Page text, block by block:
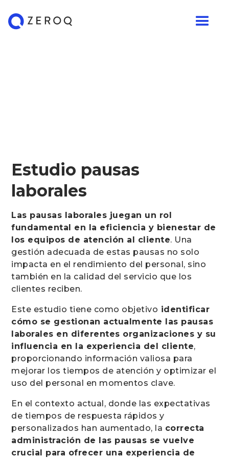
Estudio pausas
laborales
Las pausas laborales juegan un rol
fundamental en la eficiencia y bienestar de
los equipos de atención al cliente. Una
gestión adecuada de estas pausas no solo
impacta en el rendimiento del personal, sino
también en la calidad del servicio que los
clientes reciben.
Este estudio tiene como objetivo identificar
cómo se gestionan actualmente las pausas
laborales en diferentes organizaciones y su
influencia en la experiencia del cliente,
proporcionando información valiosa para
mejorar los tiempos de atención y optimizar el
uso del personal en momentos clave.
En el contexto actual, donde las expectativas
de tiempos de respuesta rápidos y
personalizados han aumentado, la correcta
administración de las pausas se vuelve
crucial para ofrecer una experiencia de